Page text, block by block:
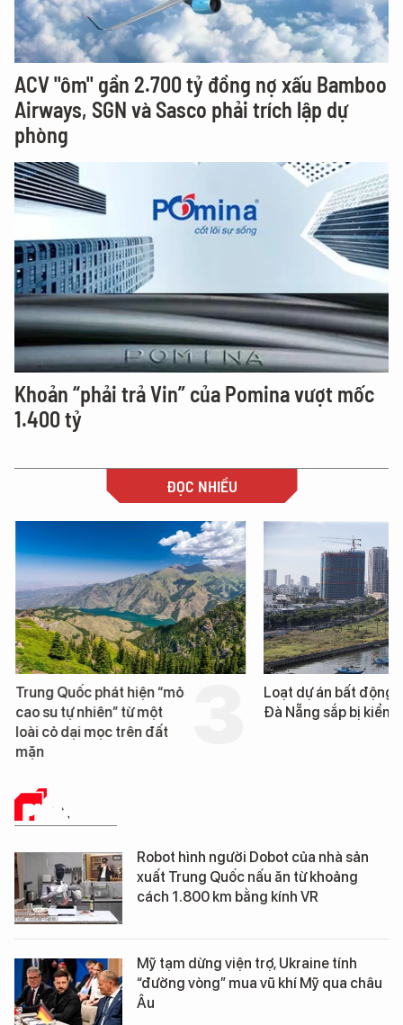
ACV "ôm" gần 2.700 tỷ đồng nợ xấu Bamboo
Airways, SGN và Sasco phải trích lập dự
phòng
Khoản “phải trả Vin” của Pomina vượt mốc
1.400 tỷ
ĐỌC NHIỀU
Trung Quốc phát hiện “mỏ
cao su tự nhiên” từ một
loài cỏ dại mọc trên đất
mặn
Loạt dự án bất động
Đà Nẵng sắp bị kiểm
PHÂN TÍCH
Robot hình người Dobot của nhà sản
xuất Trung Quốc nấu ăn từ khoảng
cách 1.800 km bằng kính VR
Mỹ tạm dừng viện trợ, Ukraine tính
“đường vòng” mua vũ khí Mỹ qua châu
Âu